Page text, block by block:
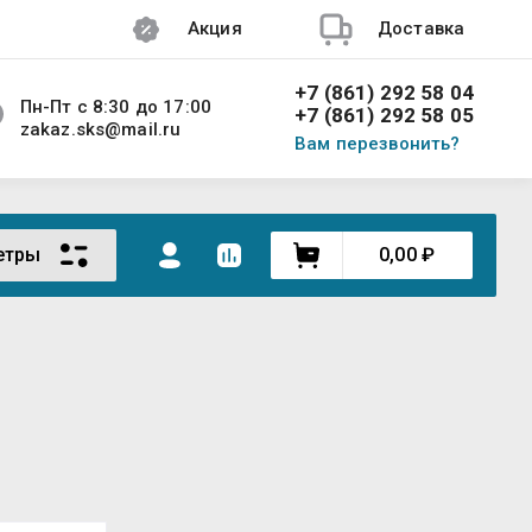
Акция Доставка
Пн-Пт с 8:30 до 17:00
zakaz.sks@mail.ru
+7 (861) 292 58 04
+7 (861) 292 58 05
Вам перезвонить?
0,00 ₽